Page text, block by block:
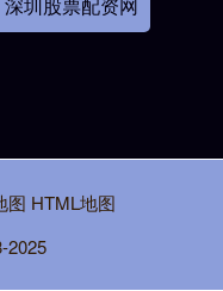
图 HTML地图
2025